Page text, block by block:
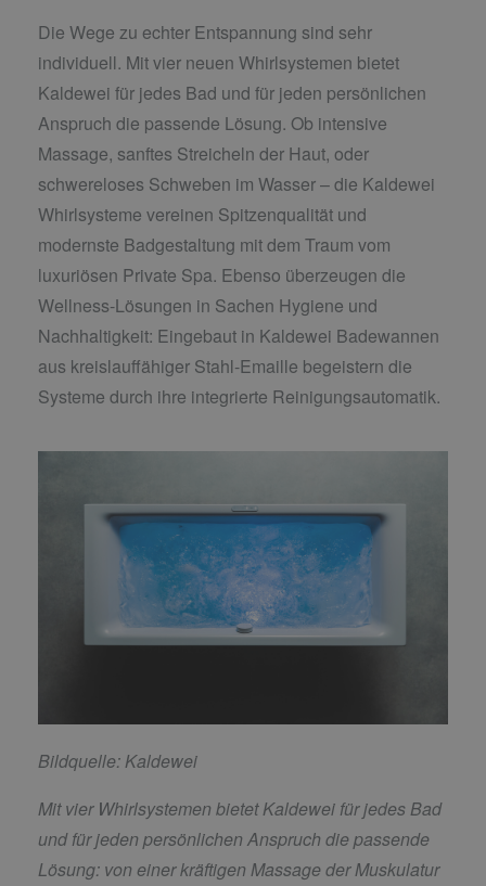
Die Wege zu echter Entspannung sind sehr
individuell. Mit vier neuen Whirlsystemen bietet
Kaldewei für jedes Bad und für jeden persönlichen
Anspruch die passende Lösung. Ob intensive
Massage, sanftes Streicheln der Haut, oder
schwereloses Schweben im Wasser – die Kaldewei
Whirlsysteme vereinen Spitzenqualität und
modernste Badgestaltung mit dem Traum vom
luxuriösen Private Spa. Ebenso überzeugen die
Wellness-Lösungen in Sachen Hygiene und
Nachhaltigkeit: Eingebaut in Kaldewei Badewannen
aus kreislauffähiger Stahl-Emaille begeistern die
Systeme durch ihre integrierte Reinigungsautomatik.
Bildquelle: Kaldewei
Mit vier Whirlsystemen bietet Kaldewei für jedes Bad
und für jeden persönlichen Anspruch die passende
Lösung: von einer kräftigen Massage der Muskulatur